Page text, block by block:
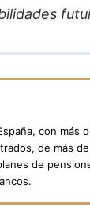
con más
de más
de